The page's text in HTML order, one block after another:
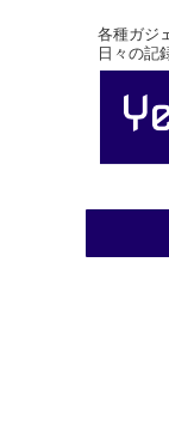
各種ガジ
日々の記